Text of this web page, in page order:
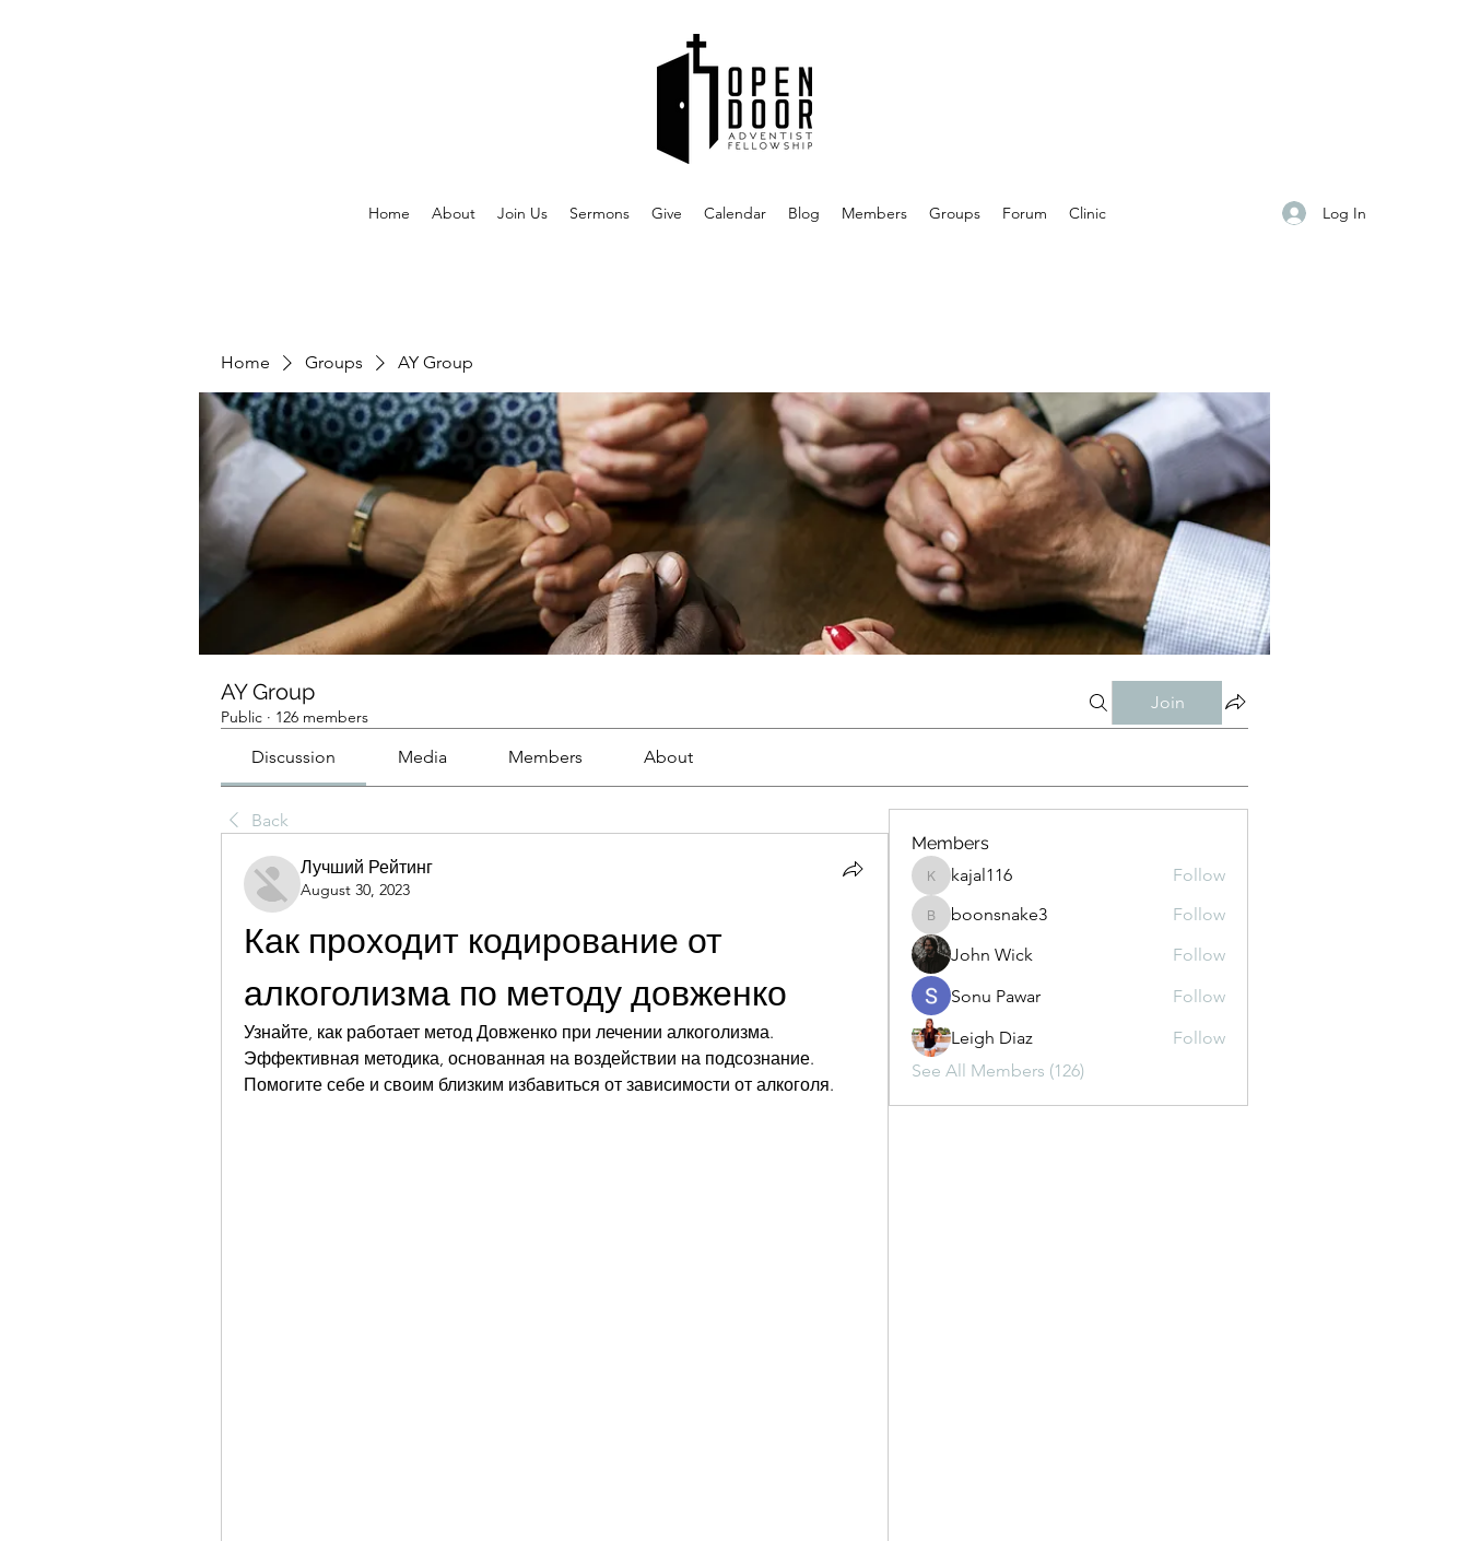
Home About Join Us Sermons Give Calendar Blog Members Groups Forum Clinic Log In
Home Groups AY Group
AY Group
Public · 126 members
Join
Discussion Media Members About
Back
Лучший Рейтинг
August 30, 2023
Как проходит кодирование от
алкоголизма по методу довженко
Узнайте, как работает метод Довженко при лечении алкоголизма.
Эффективная методика, основанная на воздействии на подсознание.
Помогите себе и своим близким избавиться от зависимости от алкоголя.
Members
kajal116
kajal116 Follow
boonsnake3
boonsnake3
Follow
John Wick
Follow
Sonu Pawar
Follow
Leigh Diaz
Follow
See All Members (126)